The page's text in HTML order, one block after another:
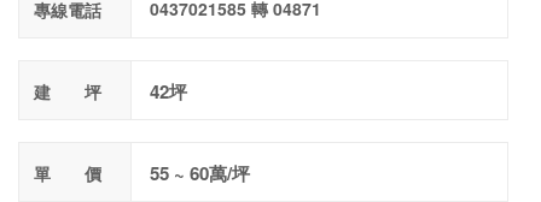
專線電話 0437021585 轉 04871
建 坪 42坪
單 價 55 ~ 60萬/坪